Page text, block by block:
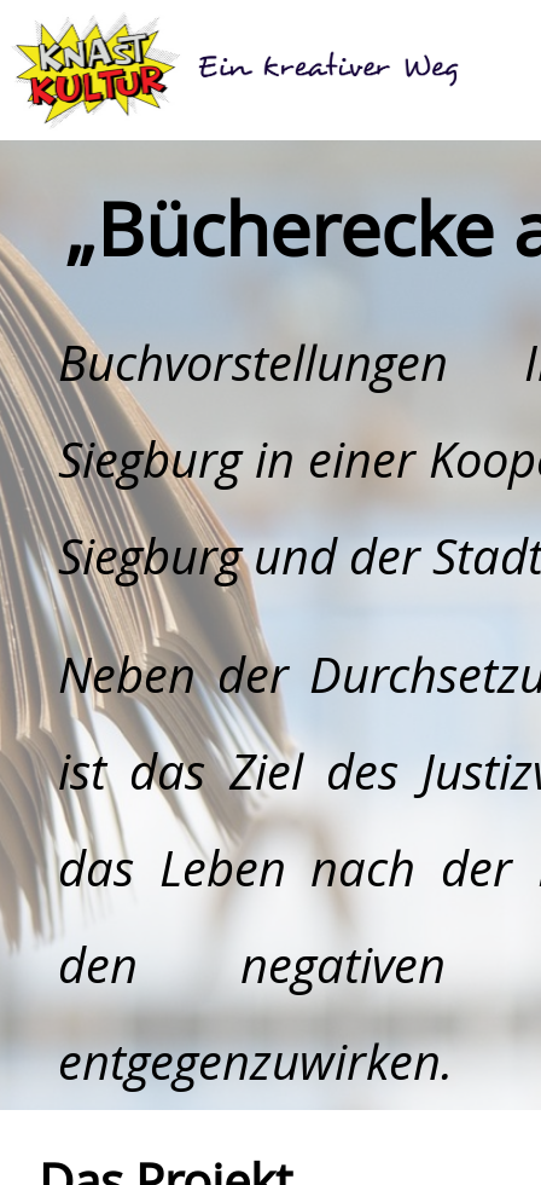
„Bücherecke
Siegburg in einer
Siegburg und der
Neben der
ist das Ziel des
das Leben nach der
den
entgegenzuwirken.